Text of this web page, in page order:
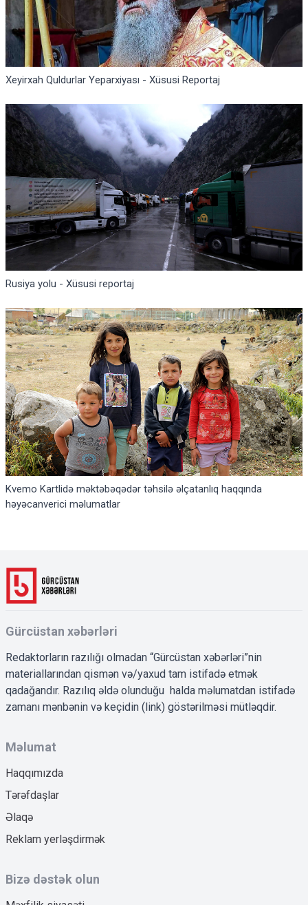
Xeyirxah Quldurlar Yeparxiyası - Xüsusi Reportaj
Rusiya yolu - Xüsusi reportaj
Kvemo Kartlidə məktəbəqədər təhsilə əlçatanlıq haqqında
həyəcanverici məlumatlar
Gürcüstan xəbərləri
Redaktorların razılığı olmadan “Gürcüstan xəbərləri”nin
materiallarından qismən və/yaxud tam istifadə etmək
qadağandır. Razılıq əldə olunduğu halda məlumatdan istifadə
zamanı mənbənin və keçidin (link) göstərilməsi mütləqdir.
Məlumat
Haqqımızda
Tərəfdaşlar
Əlaqə
Reklam yerləşdirmək
Bizə dəstək olun